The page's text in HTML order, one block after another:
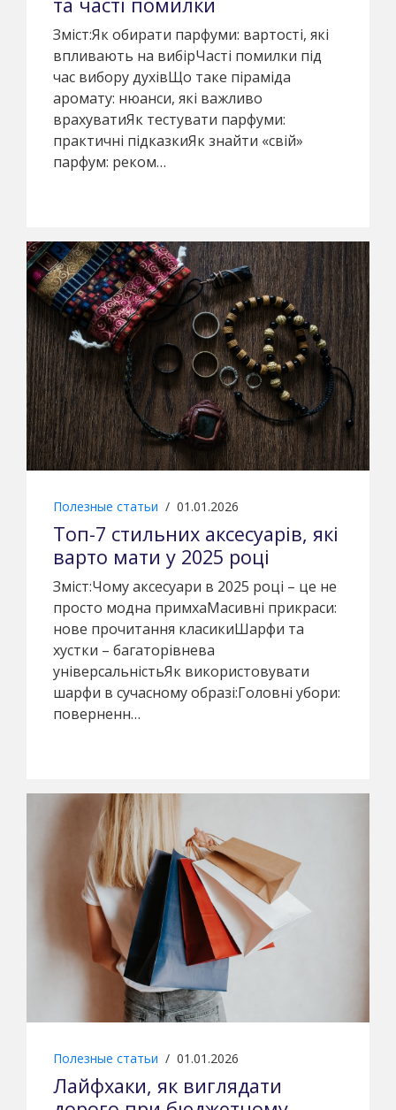
Зміст:Як обирати парфуми: вартості, які
впливають на вибірЧасті помилки під
час вибору духівЩо таке піраміда
аромату: нюанси, які важливо
врахуватиЯк тестувати парфуми:
практичні підказкиЯк знайти «свій»
парфум: реком…
Полезные статьи / 01.01.2026
Топ-7 стильних аксесуарів, які
варто мати у 2025 році
Зміст:Чому аксесуари в 2025 році – це не
просто модна примхаМасивні прикраси:
нове прочитання класикиШарфи та
хустки – багаторівнева
універсальністьЯк використовувати
шарфи в сучасному образі:Головні убори:
поверненн…
Полезные статьи / 01.01.2026
Лайфхаки, як виглядати